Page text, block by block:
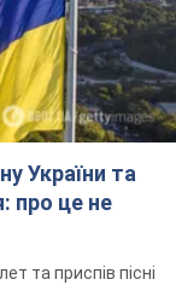
України та
про це не
та приспів пісні